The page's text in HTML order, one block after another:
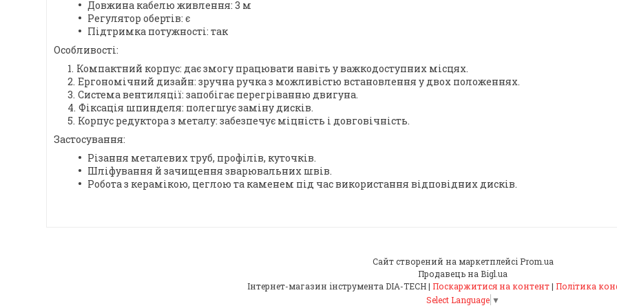
Довжина кабелю живлення: 3 м
Регулятор обертів: є
Підтримка потужності: так
Особливості:
Компактний корпус: дає змогу працювати навіть у важкодоступних місцях.
Ергономічний дизайн: зручна ручка з можливістю встановлення у двох положеннях.
Система вентиляції: запобігає перегріванню двигуна.
Фіксація шпинделя: полегшує заміну дисків.
Корпус редуктора з металу: забезпечує міцність і довговічність.
Застосування:
Різання металевих труб, профілів, куточків.
Шліфування й зачищення зварювальних швів.
Робота з керамікою, цеглою та каменем під час використання відповідних дисків.
Сайт створений на маркетплейсі Prom.ua
Продавець на Bigl.ua
Інтернет-магазин інструмента DIA-TECH | Поскаржитися на контент | Політика
Select Language ▼